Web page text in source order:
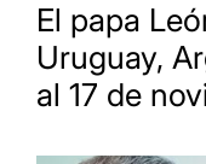
El papa
Uruguay,
al 17 de